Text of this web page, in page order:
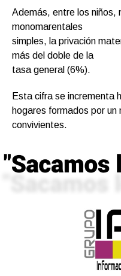
Además, entre los niños,
monomarentales
simples, la privación
más del doble de la
tasa general (6%).
Esta cifra se incrementa
hogares formados por
convivientes.